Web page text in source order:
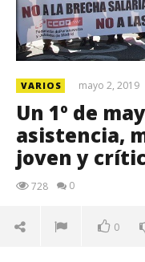
VARIOS mayo 2, 2019
Un 1º de
asistencia,
joven y
728 0
0